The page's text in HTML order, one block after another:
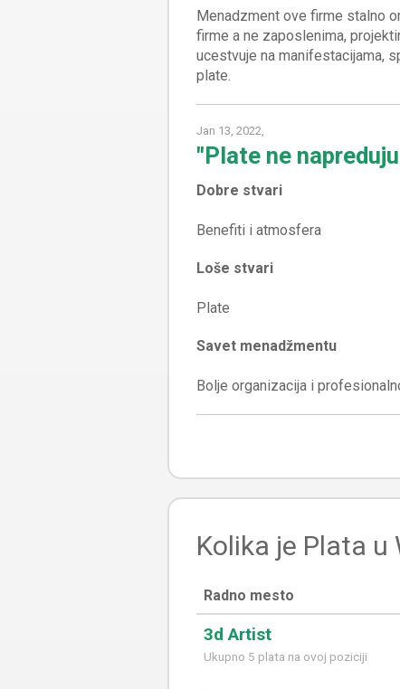
Menadzment ove firme stalno
firme a ne zaposlenima,
ucestvuje na manifestacijama,
Jan 13, 2022,
"Plate ne
Dobre stvari
Benefiti i atmosfera
Loše stvari
Savet menadžmentu
Kolika je Plata u
Radno mesto
3d Artist
Ukupno 5 plata na ovoj poziciji